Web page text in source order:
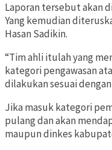
Laporan tersebut akan
Yang kemudian
Hasan Sadikin.
“Tim ahli itulah yang
kategori pengawasan
dilakukan sesuai
Jika masuk kategori
pulang dan akan
maupun dinkes